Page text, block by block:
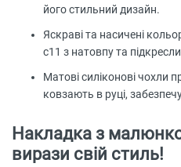
його стильний дизайн.
Яскраві та насичені
с11 з натовпу та
Матові силіконові чохли
ковзають в руці,
Накладка з
вирази свій стиль!